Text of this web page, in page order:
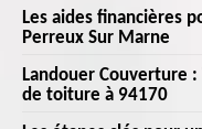
Notre équipe de
rigoureuses pour garantir
engageons à respecter les
94170. Forts d'une
passionnés, nous nous
comprenons que votre toit
À Le Perreux Sur Marne, il
de remplacer votre
vous remarquez des fuites
traces d'humidité sur les
Les aides financières
Perreux Sur Marne
Changer la toiture de
représenter un
Landouer Couverture
de toiture à 94170